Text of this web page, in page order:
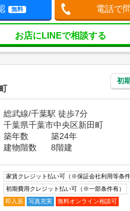
無料 電話で
お店にLINEで相談する
初
総武線/千葉駅 徒歩7分
千葉県千葉市中央区新田町
築年数
築24年
建物階数
8階建
家賃クレジット払い可（※保証会社利用等条件
初期費用クレジット払い可（※一部条件有）
即入居
写真充実 無料オンライン相談可